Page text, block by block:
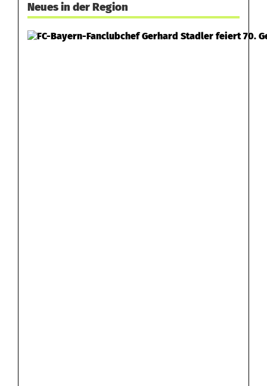
Neues in der Region